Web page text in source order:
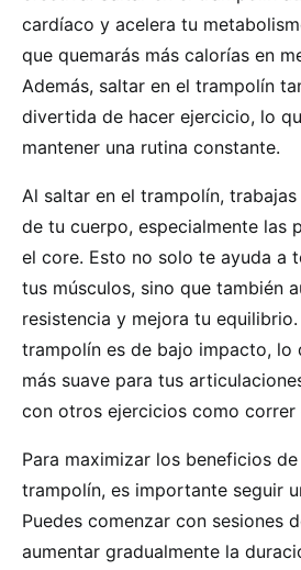
cardíaco y acelera tu
que quemarás más calorías en
Además, saltar en el trampolín
divertida de hacer ejercicio, lo
mantener una rutina constante.
Al saltar en el trampolín,
de tu cuerpo, especialmente las
el core. Esto no solo te ayuda a
tus músculos, sino que también
resistencia y mejora tu equilibrio.
trampolín es de bajo impacto, lo
más suave para tus
con otros ejercicios como correr
Para maximizar los beneficios
trampolín, es importante seguir
Puedes comenzar con sesiones
aumentar gradualmente la